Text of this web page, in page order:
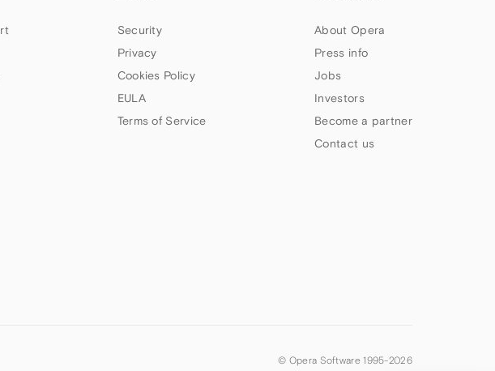
Security
Privacy
Cookies Policy
EULA
Terms of Service
About Opera
Press info
Jobs
Investors
Become a partner
Contact us
© Opera Software 1995-2026